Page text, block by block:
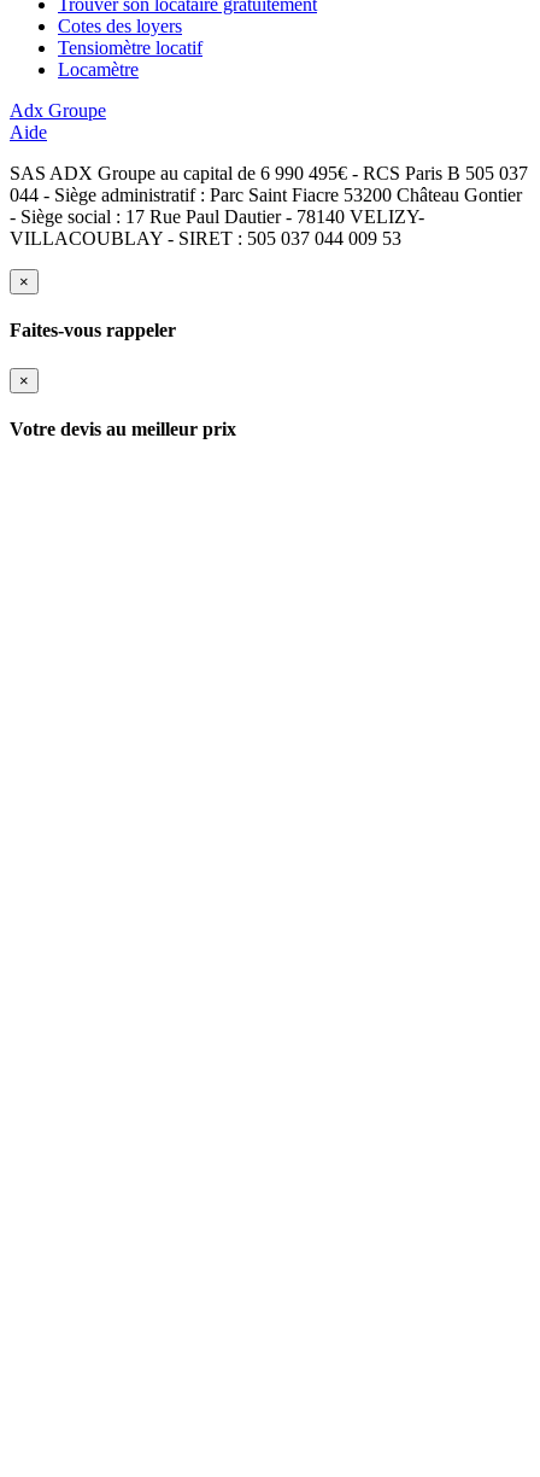
Trouver son locataire gratuitement
Cotes des loyers
Tensiomètre locatif
Locamètre
Adx Groupe
Aide
SAS ADX Groupe au capital de 6 990 495€ - RCS Paris B 505 037
044 - Siège administratif : Parc Saint Fiacre 53200 Château Gontier
- Siège social : 17 Rue Paul Dautier - 78140 VELIZY-
VILLACOUBLAY - SIRET : 505 037 044 009 53
×
Faites-vous rappeler
×
Votre devis au meilleur prix